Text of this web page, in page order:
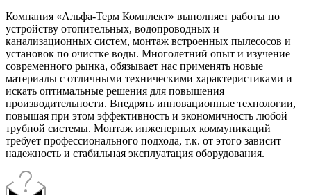
Компания «Альфа-Терм Комплект» выполняет работы по
устройству отопительных, водопроводных и
канализационных систем, монтаж встроенных пылесосов и
установок по очистке воды. Многолетний опыт и изучение
современного рынка, обязывает нас применять новые
материалы с отличными техническими характеристиками и
искать оптимальные решения для повышения
производительности. Внедрять инновационные технологии,
повышая при этом эффективность и экономичность любой
трубной системы. Монтаж инженерных коммуникаций
требует профессионального подхода, т.к. от этого зависит
надежность и стабильная эксплуатация оборудования.